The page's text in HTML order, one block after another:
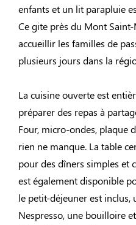
enfants et un lit parapluie
Ce gite près du Mont
accueillir les familles de
plusieurs jours dans la
La cuisine ouverte est
préparer des repas à
Four, micro-ondes, plaque
rien ne manque. La table
pour des dîners simples et
est également disponible
le petit-déjeuner est inclus,
Nespresso, une bouilloire